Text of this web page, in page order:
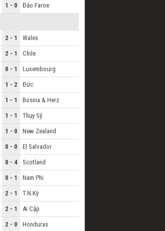
1 - 0 Đảo Faroe
2 - 1 Wales
2 - 1 Chile
0 - 1 Luxembourg
1 - 2 Đức
1 - 1 Bosnia & Herz
1 - 1 Thụy Sỹ
1 - 0 New Zealand
0 - 0 El Salvador
0 - 4 Scotland
0 - 1 Nam Phi
2 - 1 T.N.Kỳ
2 - 1 Ai Cập
2 - 0 Honduras